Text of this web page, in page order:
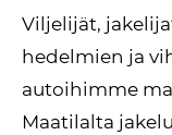
Viljelijät,
hedelmien ja
autoihimme
Maatilalta